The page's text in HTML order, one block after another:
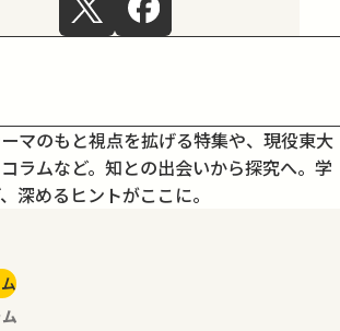
マのもと視点を拡げる特集や、現役東大
ラムなど。 知との出会いから探究へ。学
深めるヒントがここに。